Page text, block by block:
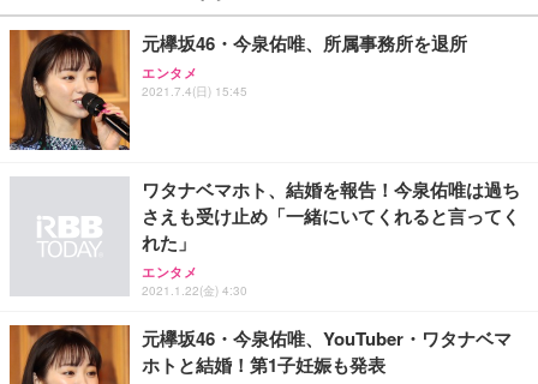
元欅坂46・今泉佑唯、所属事務所を退所
エンタメ
2021.7.4(日) 15:45
ワタナベマホト、結婚を報告！今泉佑唯は過ち
さえも受け止め「一緒にいてくれると言ってく
れた」
エンタメ
2021.1.22(金) 4:30
元欅坂46・今泉佑唯、YouTuber・ワタナベマ
ホトと結婚！第1子妊娠も発表